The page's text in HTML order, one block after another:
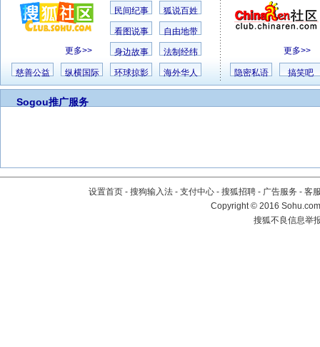
更多>>
民间纪事 狐说百姓
看图说事 自由地带
身边故事 法制经纬
慈善公益 纵横国际 环球掠影 海外华人
更多>>
隐密私语 搞笑吧
Sogou推广服务
设置首页 - 搜狗输入法 - 支付中心 - 搜狐招聘 - 广告服务 - 客
Copyright©2016
搜狐不良信息举